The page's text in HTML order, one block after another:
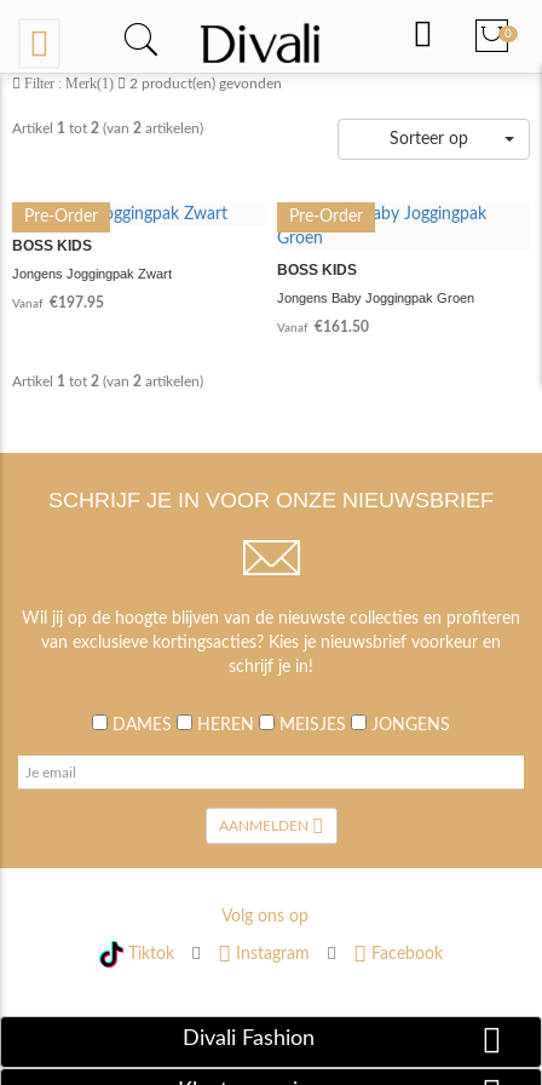
0
Filter : Merk(1) 2 product(en) gevonden
Artikel 1 tot 2 (van 2 artikelen)
Sorteer op
Pre-Order
BOSS KIDS
Jongens Joggingpak Zwart
Vanaf €197.95
Pre-Order
BOSS KIDS
Jongens Baby Joggingpak Groen
Vanaf €161.50
Artikel 1 tot 2 (van 2 artikelen)
SCHRIJF JE IN VOOR ONZE NIEUWSBRIEF
Wil jij op de hoogte blijven van de nieuwste collecties en profiteren
van exclusieve kortingsacties? Kies je nieuwsbrief voorkeur en
schrijf je in!
DAMES HEREN MEISJES JONGENS
AANMELDEN
Volg ons op
Tiktok Instagram Facebook
Divali Fashion